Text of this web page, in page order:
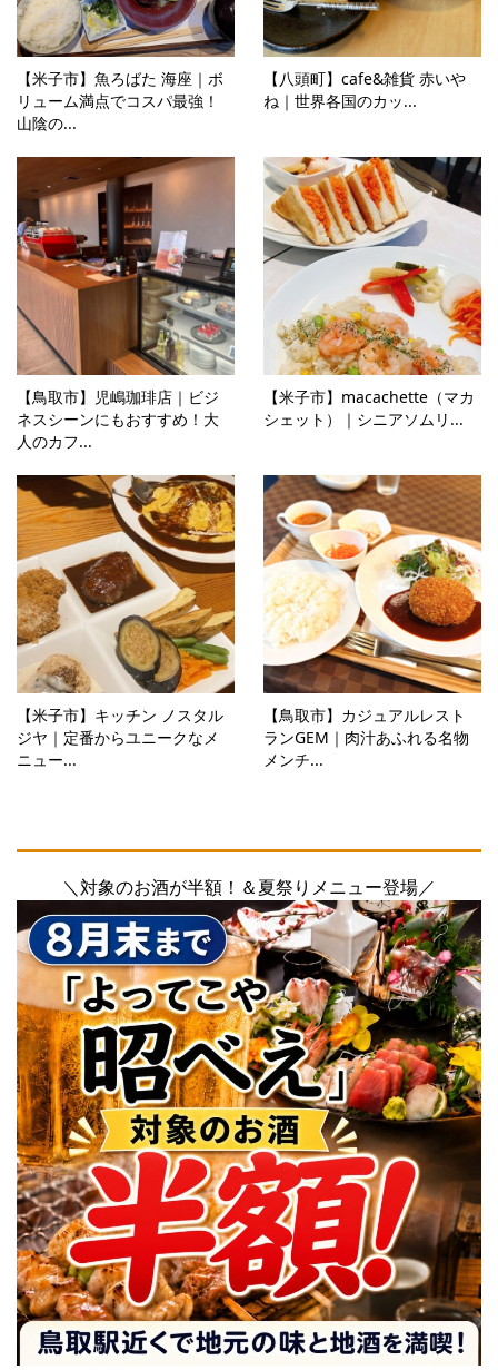
【米子市】魚ろばた 海座｜ボ
リューム満点でコスパ最強！
山陰の...
【八頭町】cafe&雑貨 赤いや
ね｜世界各国のカッ...
【鳥取市】児嶋珈琲店｜ビジ
ネスシーンにもおすすめ！大
人のカフ...
【米子市】macachette（マカ
シェット）｜シニアソムリ...
【米子市】キッチン ノスタル
ジヤ｜定番からユニークなメ
ニュー...
【鳥取市】カジュアルレスト
ランGEM｜肉汁あふれる名物
メンチ...
＼対象のお酒が半額！＆夏祭りメニュー登場／